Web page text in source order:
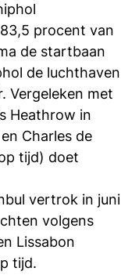
procent van
de startbaan
de luchthaven
Vergeleken met
Heathrow in
Charles de
tijd) doet
vertrok in juni
volgens
Lissabon
tijd.